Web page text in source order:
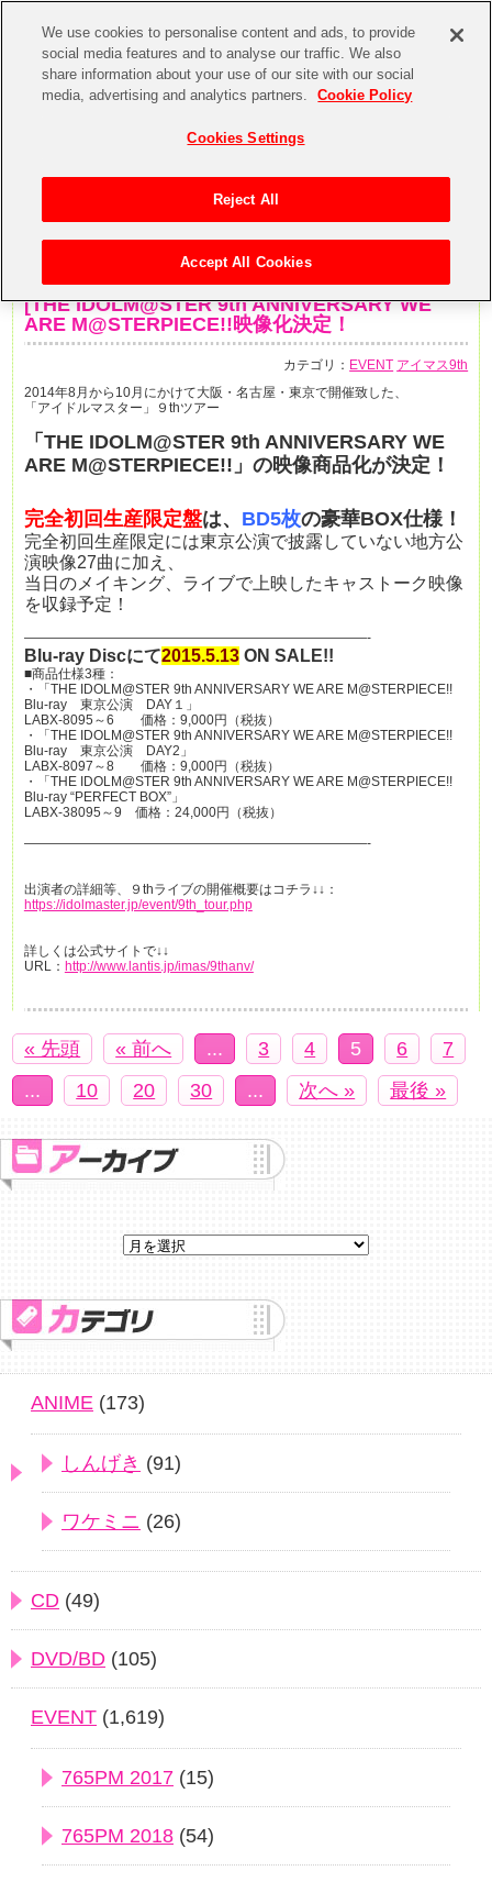
[THE IDOLM@STER 9th ANNIVERSARY WE
ARE M@STERPIECE!!映像化決定！
カテゴリ： EVENT アイマス9th
2014年8月から10月にかけて大阪・名古屋・東京で開催致した、
「アイドルマスター」９thツアー
「THE IDOLM@STER 9th ANNIVERSARY WE
ARE M@STERPIECE!!」の映像商品化が決定！
完全初回生産限定盤は、 BD5枚の豪華BOX仕様！
完全初回生産限定には東京公演で披露していない地方公
演映像27曲に加え、
当日のメイキング、ライブで上映したキャストーク映像
を収録予定！
——————————————————————————-
Blu-ray Discにて2015.5.13ON SALE!!
■商品仕様3種：
・「THE IDOLM@STER 9th ANNIVERSARY WE ARE M@STERPIECE!!
Blu-ray 東京公演 DAY１」
LABX-8095～6 価格：9,000円（税抜）
・「THE IDOLM@STER 9th ANNIVERSARY WE ARE M@STERPIECE!!
Blu-ray 東京公演 DAY2」
LABX-8097～8 価格：9,000円（税抜）
・「THE IDOLM@STER 9th ANNIVERSARY WE ARE M@STERPIECE!!
Blu-ray “PERFECT BOX”」
LABX-38095～9 価格：24,000円（税抜）
——————————————————————————-
出演者の詳細等、９thライブの開催概要はコチラ↓↓：
https://idolmaster.jp/event/9th_tour.php
詳しくは公式サイトで↓↓
URL： http://www.lantis.jp/imas/9thanv/
« 先頭 « 前へ ... 3 4 5 6
7
...
10 20 30 ... 次へ » 最後 »
ANIME (173)
しんげき (91)
ワケミニ (26)
CD (49)
DVD/BD (105)
EVENT (1,619)
765PM 2017 (15)
765PM 2018 (54)
We use cookies to personalise content and ads, to provide
social media features and to analyse our traffic. We also
share information about your use of our site with our social
media, advertising and analytics partners.
Cookie Policy
Cookies Settings
Reject All
Accept All Cookies